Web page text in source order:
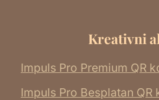
Kreativni
Impuls Pro Premium QR
Impuls Pro Besplatan QR